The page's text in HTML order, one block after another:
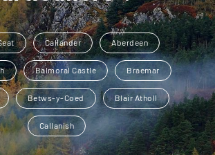
Callander Aberdeen
Balmoral Castle Braemar
Betws-y-Coed Blair Atholl
Callanish